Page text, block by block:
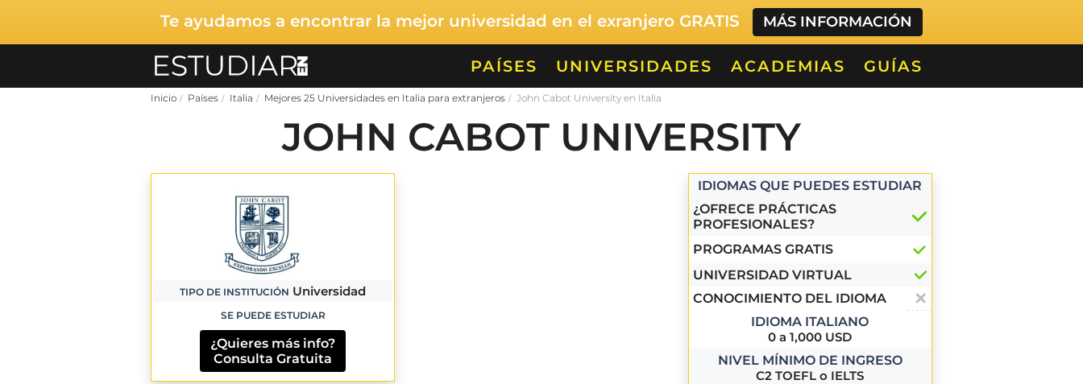
Te ayudamos a encontrar la mejor universidad en el exranjero GRATIS MÁS INFORMACIÓN
PAÍSES UNIVERSIDADES ACADEMIAS GUÍAS
Inicio Países Italia Mejores 25 Universidades en Italia para extranjeros John Cabot University en Italia
JOHN CABOT UNIVERSITY
TIPO DE INSTITUCIÓN Universidad
SE PUEDE ESTUDIAR
¿Quieres más info?
Consulta Gratuita
IDIOMAS QUE PUEDES ESTUDIAR
¿OFRECE PRÁCTICAS
PROFESIONALES?
PROGRAMAS GRATIS
UNIVERSIDAD VIRTUAL
CONOCIMIENTO DEL IDIOMA
IDIOMA ITALIANO
0 a 1,000 USD
NIVEL MÍNIMO DE INGRESO
C2 TOEFL o IELTS